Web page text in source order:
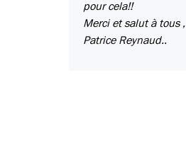
pour cela!!
Merci et salut à tous ,
Patrice Reynaud..